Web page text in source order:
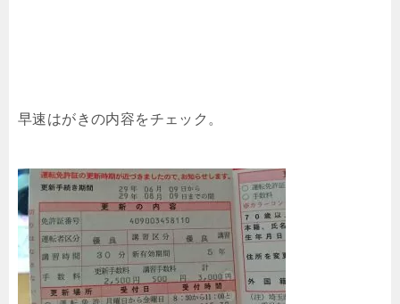
早速はがきの内容をチェック。